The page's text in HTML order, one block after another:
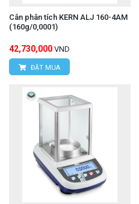
Cân phân tích KERN ALJ 160-4AM
(160g/0,0001)
42,730,000 VND
ĐẶT MUA